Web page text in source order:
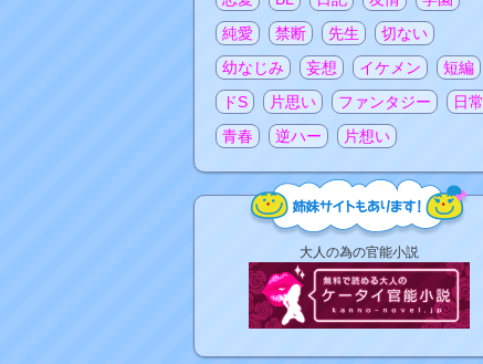
純愛
禁断 先生
切ない
幼なじみ
妄想 イケメン
短編
ドS
片思い ファンタジー
日常
青春
逆ハー 片想い
大人の為の官能小説